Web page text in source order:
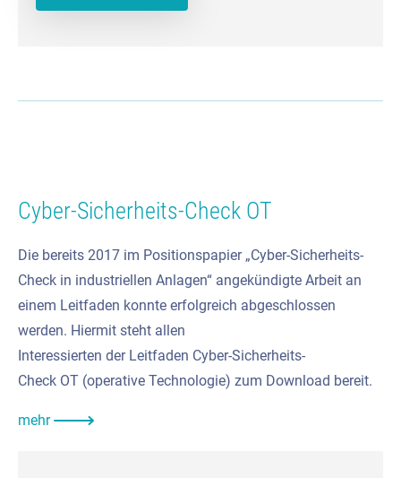
Cyber-Sicherheits-Check OT
Die bereits 2017 im Positionspapier „Cyber-Sicherheits-
Check in industriellen Anlagen“ angekündigte Arbeit an
einem Leitfaden konnte erfolgreich abgeschlossen
werden. Hiermit steht allen
Interessierten der Leitfaden Cyber-Sicherheits-
Check OT (operative Technologie) zum Download bereit.
mehr